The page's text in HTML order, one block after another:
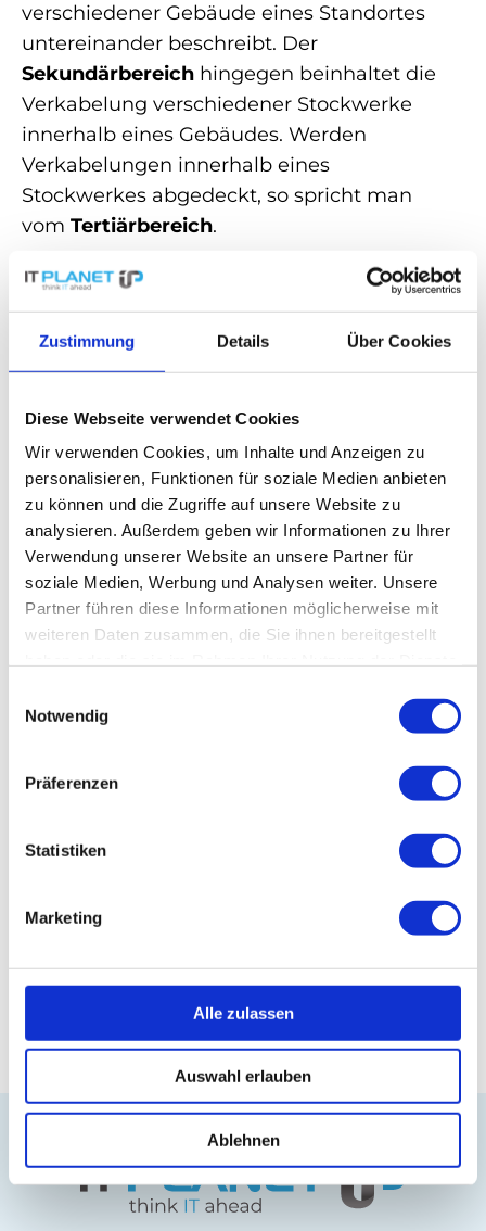
Zustimmung Details Über Cookies
Diese Webseite verwendet Cookies
Wir verwenden Cookies, um Inhalte und Anzeigen zu
personalisieren, Funktionen für soziale Medien anbieten
zu können und die Zugriffe auf unsere Website zu
analysieren. Außerdem geben wir Informationen zu Ihrer
Verwendung unserer Website an unsere Partner für
soziale Medien, Werbung und Analysen weiter. Unsere
Partner führen diese Informationen möglicherweise mit
weiteren Daten zusammen, die Sie ihnen bereitgestellt
Notwendig
Präferenzen
Statistiken
Marketing
Alle zulassen
Auswahl erlauben
Ablehnen
verschiedener Gebäude eines Standortes
untereinander beschreibt. Der
Sekundärbereich hingegen beinhaltet die
Verkabelung verschiedener Stockwerke
innerhalb eines Gebäudes. Werden
Verkabelungen innerhalb eines
Stockwerkes abgedeckt, so spricht man
vom Tertiärbereich.
Es gibt außerdem verschiedene
Kabeltypen, z. B.: Twistet-Pair, die am
meisten verwendete Variante. Diese Kabel
besitzen paarweise gedrillte Kupferadern,
geschützt sind. Weitere Kabelarten sind
Crossover-Kabel, LWL-Kabel und
Koaxialkabel.
Netzwerkkabel bilden die Grundlage für
kabelgebundene Netzwerkeund
ermöglichen eine zuverlässige
Datenübertragung. Sie können in
vielseitigen Umgebungen eingesetzt
Büroumgebungen bis hin zu
leistungsstarke
Datenübertragung!
Zurück zum Glossar